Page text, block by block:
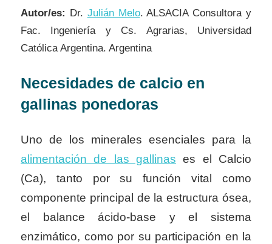
Autor/es: Dr. Julián Melo. ALSACIA Consultora y
Fac. Ingeniería y Cs. Agrarias, Universidad
Católica Argentina. Argentina
Necesidades de calcio en
gallinas ponedoras
Uno de los minerales esenciales para la
alimentación de las gallinas es el Calcio
(Ca), tanto por su función vital como
componente principal de la estructura ósea,
el balance ácido-base y el sistema
enzimático, como por su participación en la